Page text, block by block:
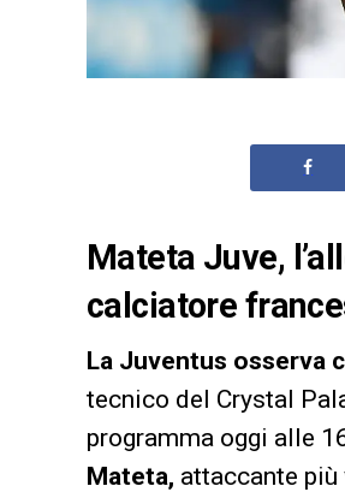
Mateta Juve,
calciatore
La Juventus osserva
tecnico del Crystal
programma oggi alle
Mateta, attaccante